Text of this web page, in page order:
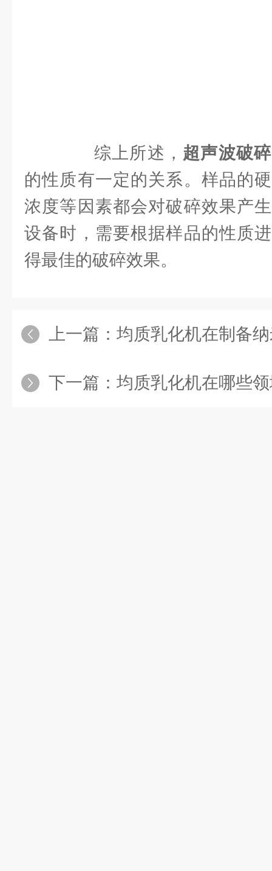
综上所述， 超声波破
的性质有一定的关系。样品的
浓度等因素都会对破碎效果产
设备时，需要根据样品的性质
得最佳的破碎效果。
上一篇： 均质乳化机在制备纳
下一篇： 均质乳化机在哪些